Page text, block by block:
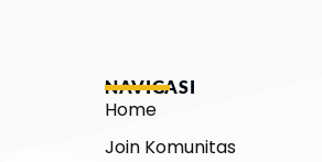
NAVIGASI
Home
Join Komunitas